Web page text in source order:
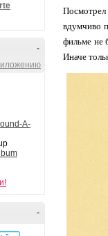
-
A-
-
вдумчиво
фильме не
Иначе